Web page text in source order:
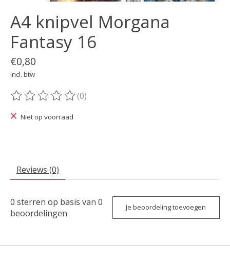
A4 knipvel Morgana
Fantasy 16
€0,80
Incl. btw
De beoordeling van dit product is
(0)
Niet op voorraad
Reviews (0)
0 sterren op basis van 0
beoordelingen
Je beoordeling toevoegen